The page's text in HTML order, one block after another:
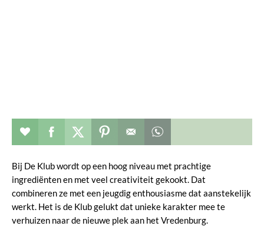
Restaurant toevoegen aan favorieten
Deel dit op facebook
Deel dit op twitter
Deel dit op pinterest
Bij De Klub wordt op een hoog niveau met prachtige
ingrediënten en met veel creativiteit gekookt. Dat
combineren ze met een jeugdig enthousiasme dat aanstekelijk
werkt. Het is de Klub gelukt dat unieke karakter mee te
verhuizen naar de nieuwe plek aan het Vredenburg.